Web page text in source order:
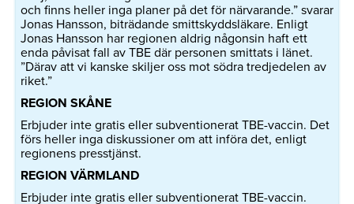
och finns heller inga planer på det för närvarande.” svarar
Jonas Hansson, biträdande smittskyddsläkare. Enligt
Jonas Hansson har regionen aldrig någonsin haft ett
enda påvisat fall av TBE där personen smittats i länet.
”Därav att vi kanske skiljer oss mot södra tredjedelen av
riket.”
REGION SKÅNE
Erbjuder inte gratis eller subventionerat TBE-vaccin. Det
förs heller inga diskussioner om att införa det, enligt
regionens presstjänst.
REGION VÄRMLAND
Erbjuder inte gratis eller subventionerat TBE-vaccin.